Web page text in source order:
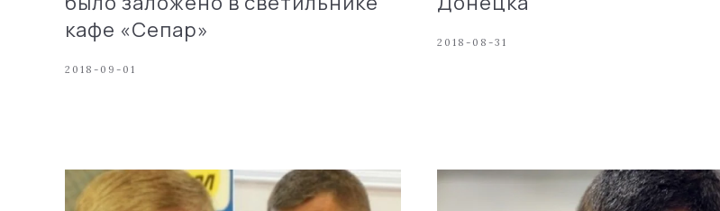
кафе «Сепар»
2018-09-01
2018-08-31